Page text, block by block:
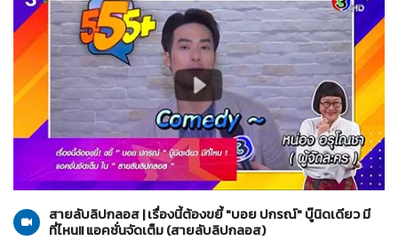
09-11-2565
สายลับลิปกลอส
สายลับลิปกลอส | เรื่องนี้ต้องขยี้ "บอย ปกรณ์" บู๊นิดเดียว มี
ที่ไหน!! แอคชั่นจัดเต็ม (สายลับลิปกลอส)